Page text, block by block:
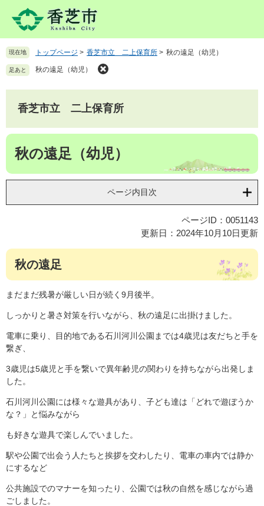
先
頭
す
を
飛
し
文
現在地 トップページ > 香芝市立 二上保育所 > 秋の遠足（幼児）
足あと 秋の遠足（幼児）
香芝市立 二上保育所
本
秋の遠足（幼児）
ページ内目次
ページID：0051143
更新日：2024年10月10日更新
秋の遠足
まだまだ残暑が厳しい日が続く9月後半。
しっかりと暑さ対策を行いながら、秋の遠足に出掛けました。
電車に乗り、目的地である石川河川公園までは4歳児は友だちと手を
繋ぎ、
3歳児は5歳児と手を繋いで異年齢児の関わりを持ちながら出発しま
した。
石川河川公園には様々な遊具があり、子ども達は「どれで遊ぼうか
な？」と悩みながら
も好きな遊具で楽しんでいました。
駅や公園で出会う人たちと挨拶を交わしたり、電車の車内では静か
にするなど
公共施設でのマナーを知ったり、公園では秋の自然を感じながら過
ごしました。